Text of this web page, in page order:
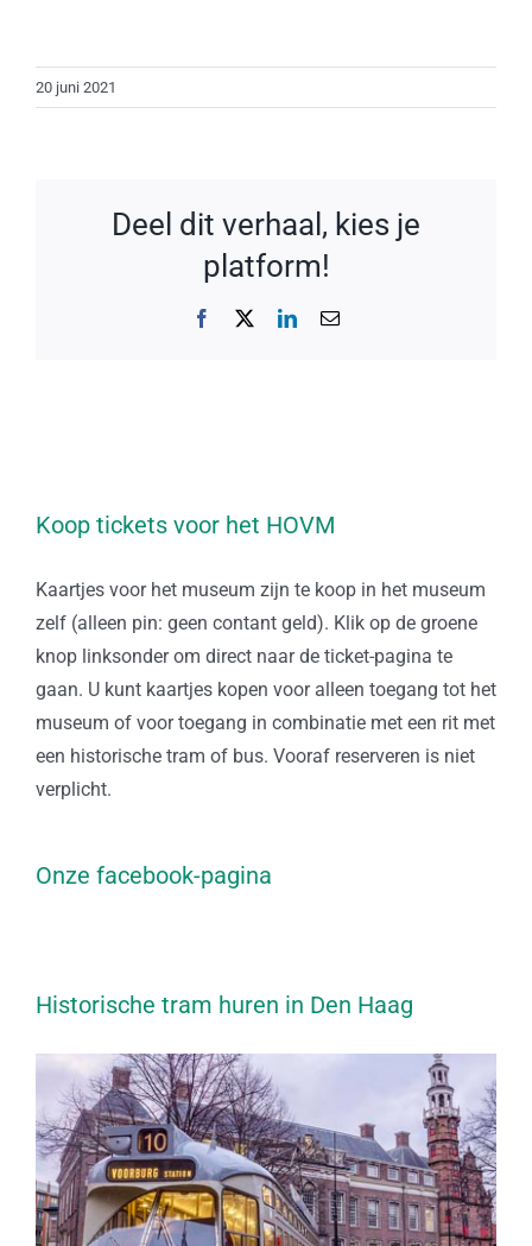
20 juni 2021
Deel dit verhaal, kies je
platform!
Facebook LinkedIn
E-
Koop tickets voor het HOVM
Kaartjes voor het museum zijn te koop in het museum
zelf (alleen pin: geen contant geld). Klik op de groene
knop linksonder om direct naar de ticket-pagina te
gaan. U kunt kaartjes kopen voor alleen toegang tot het
museum of voor toegang in combinatie met een rit met
een historische tram of bus. Vooraf reserveren is niet
verplicht.
Onze facebook-pagina
Historische tram huren in Den Haag